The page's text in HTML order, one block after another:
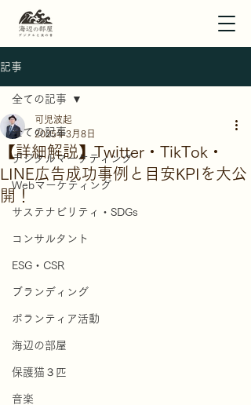
記事
全ての記事
デジタルマーケティング
Webマーケティング
サステナビリティ・SDGs
コンサルタント
ESG・CSR
ブランディング
ボランティア活動
海辺の部屋
保護猫３匹
音楽
全ての記事
【詳細解説】Twitter・TikTok・
LINE広告成功事例と目安KPIを大公
開！
可児波起
2025年3月8日